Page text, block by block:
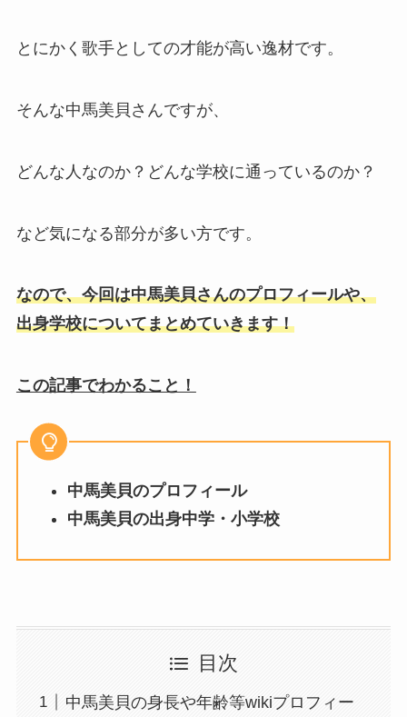
とにかく歌手としての才能が高い逸材です。
そんな中馬美貝さんですが、
どんな人なのか？どんな学校に通っているのか？
など気になる部分が多い方です。
なので、今回は中馬美貝さんのプロフィールや、
出身学校についてまとめていきます！
この記事でわかること！
中馬美貝のプロフィール
中馬美貝の出身中学・小学校
目次
中馬美貝の身長や年齢等wikiプロフィー